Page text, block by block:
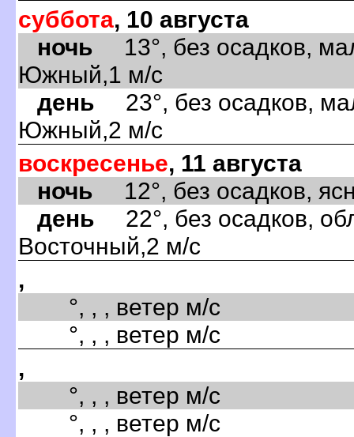
суббота, 10 августа
ночь 13°, без осадков,
Южный,1 м/с
день 23°, без осадков,
Южный,2 м/с
воскресенье, 11 августа
ночь 12°, без осадков,
день 22°, без осадков,
Восточный,2 м/с
,
°, , , ветер м/с
°, , , ветер м/с
,
°, , , ветер м/с
°, , , ветер м/с